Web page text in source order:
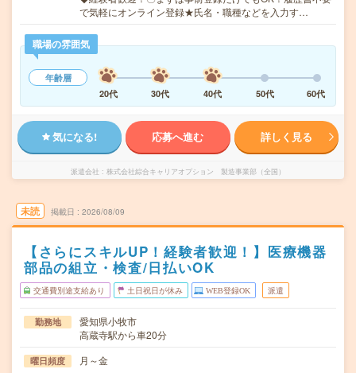
で気軽にオンライン登録★氏名・職種などを入力す…
職場の雰囲気
年齢層
20代
30代 40代 50代 60代
気になる! 応募へ進む 詳しく見る
派遣会社 株式会社綜合キャリアオプション 製造事業部（全国）
未読 掲載日 2026/08/09
【さらにスキルUP！経験者歓迎！】医療機器
部品の組立・検査/日払いOK
交通費別途支給あり 土日祝日が休み WEB登録OK 派遣
勤務地
愛知県小牧市
高蔵寺駅から車20分
曜日頻度 月～金